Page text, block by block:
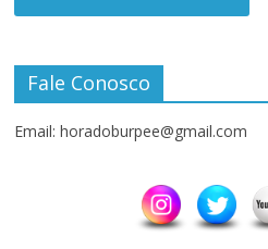
Fale Conosco
Email: horadoburpee@gmail.com